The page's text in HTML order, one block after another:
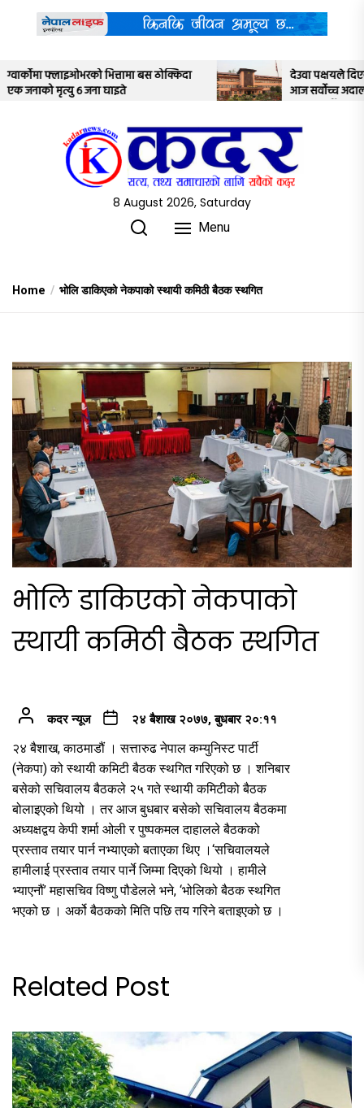
content
देउवा पक्षयले दिएकोे पुनरावलोकन निवेदनमाथि
आज सर्वोच्च अदालतका तीन न्यायाधीशले
8 August 2026, Saturday
Menu
Home भोलि डाकिएको नेकपाको स्थायी कमिठी बैठक स्थगित
भोलि डाकिएको नेकपाको
स्थायी कमिठी बैठक स्थगित
कदर न्यूज २४ बैशाख २०७७, बुधबार २०:११
२४ बैशाख, काठमाडौं । सत्तारुढ नेपाल कम्युनिस्ट पार्टी
(नेकपा) को स्थायी कमिटी बैठक स्थगित गरिएको छ । शनिबार
बसेको सचिवालय बैठकले २५ गते स्थायी कमिटीको बैठक
बोलाइएको थियो । तर आज बुधबार बसेको सचिवालय बैठकमा
अध्यक्षद्वय केपी शर्मा ओली र पुष्पकमल दाहालले बैठकको
प्रस्ताव तयार पार्न नभ्याएको बताएका थिए ।‘सचिवालयले
हामीलाई प्रस्ताव तयार पार्ने जिम्मा दिएको थियो । हामीले
भ्याएनौं’ महासचिव विष्णु पौडेलले भने, ‘भोलिको बैठक स्थगित
भएको छ । अर्को बैठकको मिति पछि तय गरिने बताइएको छ ।
Related Post